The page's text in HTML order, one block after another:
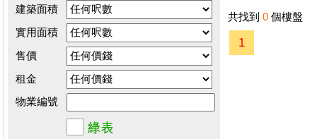
建築面積
實用面積
售價
租金
物業編號
共找到 0 個樓盤
1